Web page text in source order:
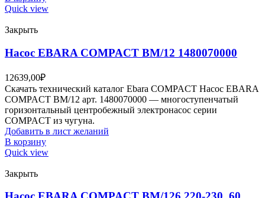
Quick view
Закрыть
Насос EBARA COMPACT BM/12 1480070000
12639,00₽
Скачать технический каталог Ebara COMPACT Насос EBARA
COMPACT BM/12 арт. 1480070000 — многоступенчатый
горизонтальный центробежный электронасос серии
COMPACT из чугуна.
Добавить в лист желаний
В корзину
Quick view
Закрыть